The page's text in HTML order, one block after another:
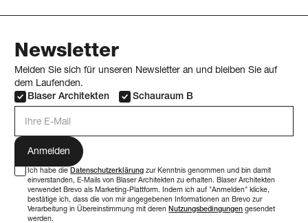
Newsletter
Melden Sie sich für unseren Newsletter an und bleiben Sie auf
dem Laufenden.
Blaser Architekten
Schauraum B
Ich habe die Datenschutzerklärung zur Kenntnis genommen und bin damit
einverstanden, E-Mails von Blaser Architekten zu erhalten. Blaser Architekten
verwendet Brevo als Marketing-Plattform. Indem ich auf "Anmelden" klicke,
bestätige ich, dass die von mir angegebenen Informationen an Brevo zur
Verarbeitung in Übereinstimmung mit deren Nutzungsbedingungen gesendet
werden.